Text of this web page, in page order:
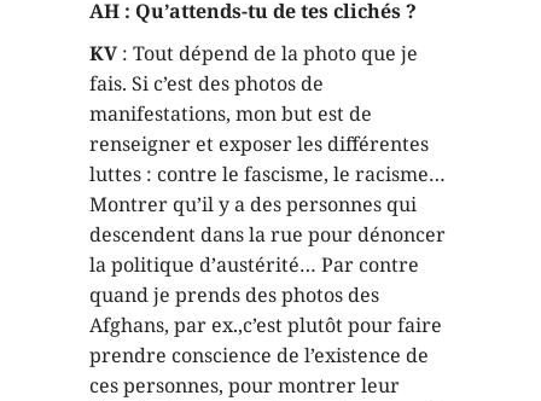
AH : Qu’attends-tu de tes clichés ?
KV : Tout dépend de la photo que je
fais. Si c’est des photos de
manifestations, mon but est de
renseigner et exposer les différentes
luttes : contre le fascisme, le racisme…
Montrer qu’il y a des personnes qui
descendent dans la rue pour dénoncer
la politique d’austérité… Par contre
quand je prends des photos des
Afghans, par ex.,c’est plutôt pour faire
prendre conscience de l’existence de
ces personnes, pour montrer leur